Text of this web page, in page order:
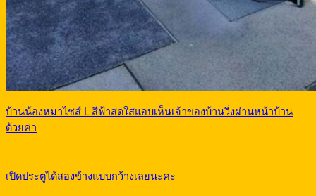
บ้านน้องหมาไซส์ L สีฟ้าสดใสแอบเห็นเจ้าของบ้านวิ่งผ่านหน้าบ้าน
ด้วยค่า
เปิดประตูได้สองข้างแบบกว้างเลยนะคะ